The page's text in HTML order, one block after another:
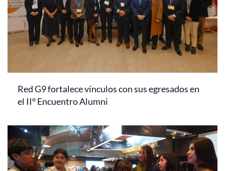
Red G9 fortalece vínculos con sus egresados en
el II° Encuentro Alumni